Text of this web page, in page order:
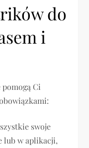
do
i
Ci
swoje
lub w aplikacji,